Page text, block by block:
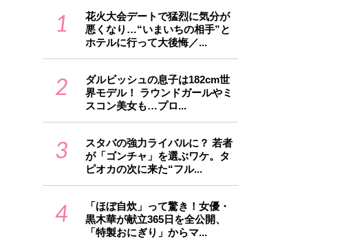
1
花火大会デートで猛烈に気分が
悪くなり…“いまいちの相手”と
ホテルに行って大後悔／...
2
ダルビッシュの息子は182cm世
界モデル！ ラウンドガールやミ
スコン美女も…プロ...
3
スタバの強力ライバルに？ 若者
が「ゴンチャ」を選ぶワケ。タ
ピオカの次に来た“フル...
4
「ほぼ自炊」って驚き！女優・
黒木華が献立365日を全公開、
「特製おにぎり」からマ...